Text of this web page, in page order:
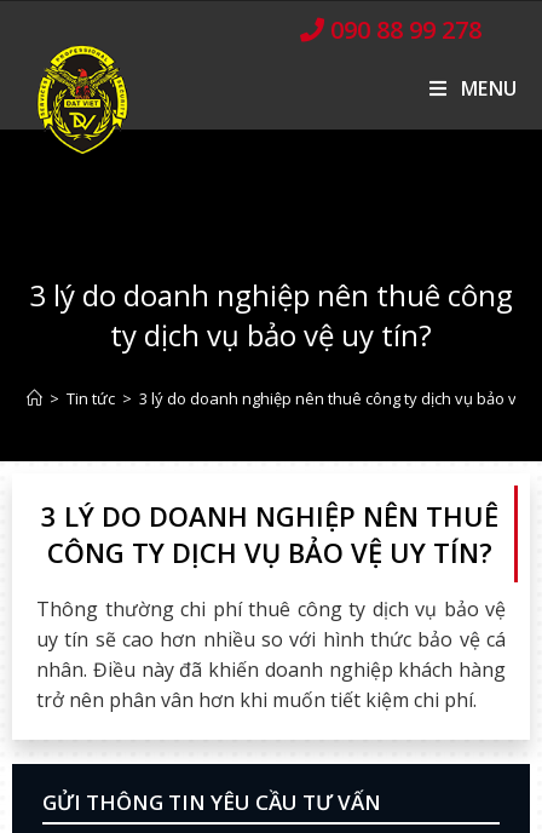
090 88 99 278
MENU
3 lý do doanh nghiệp nên thuê công
ty dịch vụ bảo vệ uy tín?
> Tin tức > 3 lý do doanh nghiệp nên thuê công ty dịch vụ bảo vệ
3 LÝ DO DOANH NGHIỆP NÊN THUÊ
CÔNG TY DỊCH VỤ BẢO VỆ UY TÍN?
Thông thường chi phí thuê công ty dịch vụ bảo vệ
uy tín sẽ cao hơn nhiều so với hình thức bảo vệ cá
nhân. Điều này đã khiến doanh nghiệp khách hàng
trở nên phân vân hơn khi muốn tiết kiệm chi phí.
GỬI THÔNG TIN YÊU CẦU TƯ VẤN